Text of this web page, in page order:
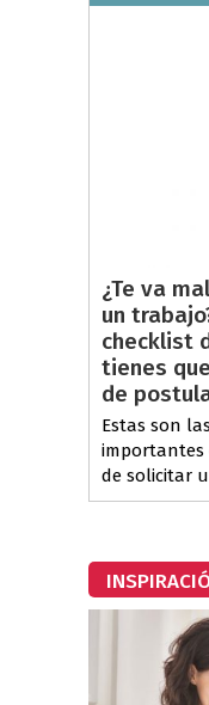
¿Te va
un
checklist
tienes
de
Estas son
importantes
de solicitar